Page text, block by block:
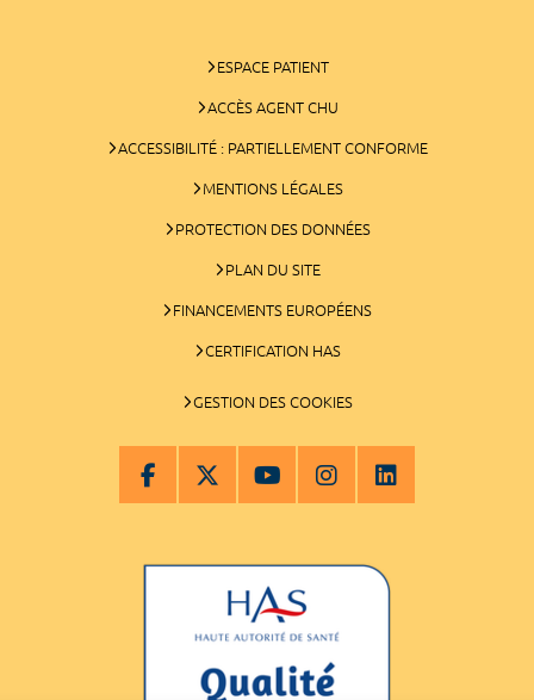
ESPACE PATIENT
ACCÈS AGENT CHU
ACCESSIBILITÉ : PARTIELLEMENT CONFORME
MENTIONS LÉGALES
PROTECTION DES DONNÉES
PLAN DU SITE
FINANCEMENTS EUROPÉENS
CERTIFICATION HAS
GESTION DES COOKIES